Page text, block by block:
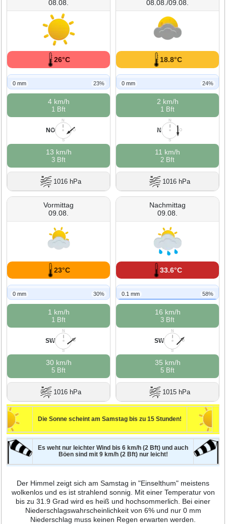
08.08.
26°C
0 mm 23%
4 km/h
1 Bft
N
O
S
W
NO
13 km/h
3 Bft
1016 hPa
08.08./09.08.
18.8°C
0 mm 24%
2 km/h
1 Bft
N
O
S
W
N
11 km/h
2 Bft
1016 hPa
Vormittag
09.08.
23°C
0 mm 30%
1 km/h
1 Bft
N
O
S
W
SW
30 km/h
5 Bft
1016 hPa
Nachmittag
09.08.
33.6°C
0.1 mm 58%
16 km/h
3 Bft
N
O
S
W
SW
35 km/h
5 Bft
1015 hPa
Die Sonne scheint am Samstag bis zu 15 Stunden!
Es weht nur leichter Wind bis 6 km/h (2 Bft) und auch
Böen sind mit 9 km/h (2 Bft) nur leicht!
Der Himmel zeigt sich am Samstag in "Einselthum" meistens
wolkenlos und es ist strahlend sonnig. Mit einer Temperatur von
bis zu 31.9 Grad wird es heiß und hochsommerlich. Bei einer
Niederschlagswahrscheinlichkeit von 6% und nur 0 mm
Niederschlag muss keinen Regen erwarten werden.